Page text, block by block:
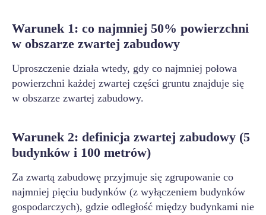
Warunek 1: co najmniej 50% powierzchni
w obszarze zwartej zabudowy
Uproszczenie działa wtedy, gdy co najmniej połowa
powierzchni każdej zwartej części gruntu znajduje się
w obszarze zwartej zabudowy.
Warunek 2: definicja zwartej zabudowy (5
budynków i 100 metrów)
Za zwartą zabudowę przyjmuje się zgrupowanie co
najmniej pięciu budynków (z wyłączeniem budynków
gospodarczych), gdzie odległość między budynkami nie